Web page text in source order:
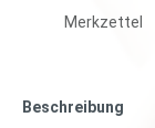
Merkzettel
Beschreibung